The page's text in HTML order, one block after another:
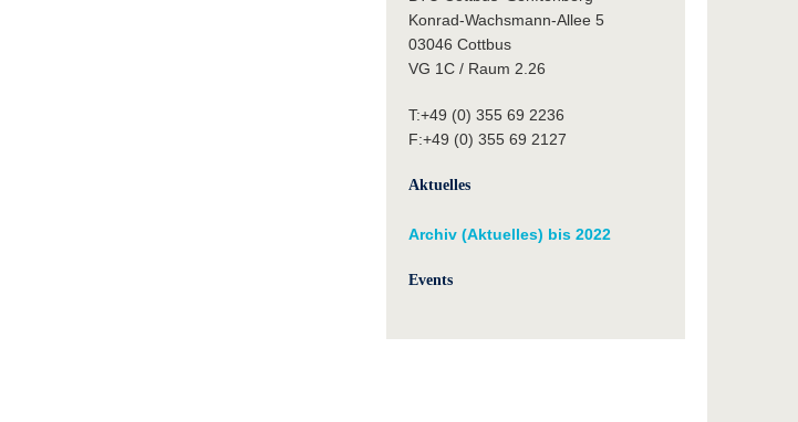
Konrad-Wachsmann-Allee 5
03046 Cottbus
VG 1C / Raum 2.26
T:+49 (0) 355 69 2236
F:+49 (0) 355 69 2127
Aktuelles
Archiv (Aktuelles) bis 2022
Events